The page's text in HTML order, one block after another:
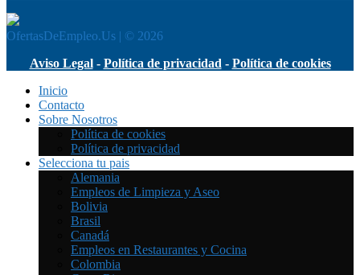
OfertasDeEmpleo.Us | © 2026
Aviso Legal- Política de privacidad - Política de cookies
Inicio
Contacto
Sobre Nosotros
Política de cookies
Política de privacidad
Selecciona tu pais
Alemania
Empleos de Limpieza y Aseo
Bolivia
Brasil
Canadá
Empleos en Restaurantes y Cocina
Colombia